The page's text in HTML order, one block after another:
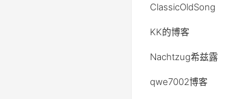
ClassicOldSong
KK的博客
Nachtzug希兹露
qwe7002博客